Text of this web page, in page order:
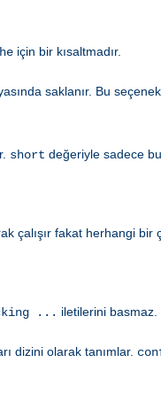
için bir kısaltmadır.
saklanır. Bu
short değeriyle sadece
çalışır fakat herhangi bir
... iletilerini basmaz.
dizini olarak tanımlar.